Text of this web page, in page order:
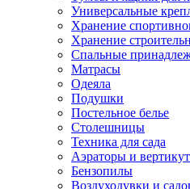
Универсальные
Хранение
Хранение
Спальные
Матрасы
Одеяла
Подушки
Постельное белье
Столешницы
Техника для сада
Аэраторы и
Бензопилы
Воздуходувки и